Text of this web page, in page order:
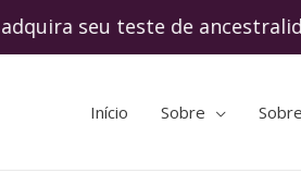
seu teste de
Início Sobre